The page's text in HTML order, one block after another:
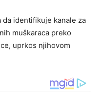
da identifikuje kanale za
muškaraca preko
uprkos njihovom